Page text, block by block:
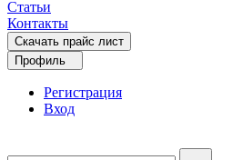
Статьи
Контакты
Скачать прайс лист
Профиль
Регистрация
Вход